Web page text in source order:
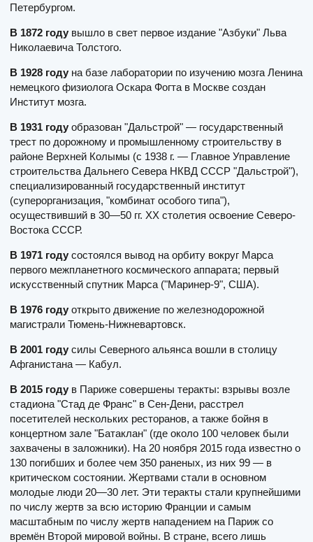
Петербургом.
В 1872 году вышло в свет первое издание "Азбуки" Льва
Николаевича Толстого.
В 1928 году на базе лаборатории по изучению мозга Ленина
немецкого физиолога Оскара Фогта в Москве создан
Институт мозга.
В 1931 году образован "Дальстрой" — государственный
трест по дорожному и промышленному строительству в
районе Верхней Колымы (c 1938 г. — Главное Управление
строительства Дальнего Севера НКВД СССР "Дальстрой"),
специализированный государственный институт
(суперорганизация, "комбинат особого типа"),
осуществивший в 30—50 гг. XX столетия освоение Северо-
Востока СССР.
В 1971 году состоялся вывод на орбиту вокруг Марса
первого межпланетного космического аппарата; первый
искусственный спутник Марса ("Маринер-9", США).
В 1976 году открыто движение по железнодорожной
магистрали Тюмень-Нижне­вартовск.
В 2001 году силы Северного альянса вошли в столицу
Афганистана — Кабул.
В 2015 году в Париже совершены теракты: взрывы возле
стадиона "Стад де Франс" в Сен-Дени, расстрел
посетителей нескольких ресторанов, а также бойня в
концертном зале "Батаклан" (где около 100 человек были
захвачены в заложники). На 20 ноября 2015 года известно о
130 погибших и более чем 350 раненых, из них 99 — в
критическом состоянии. Жертвами стали в основном
молодые люди 20—30 лет. Эти теракты стали крупнейшими
по числу жертв за всю историю Франции и самым
масштабным по числу жертв нападением на Париж со
времён Второй мировой войны. В стране, всего лишь